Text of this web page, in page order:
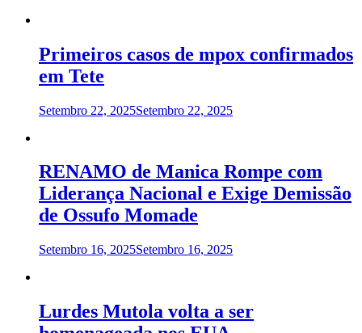
Primeiros casos de mpox confirmados
em Tete
Setembro 22, 2025Setembro 22, 2025
RENAMO de Manica Rompe com
Liderança Nacional e Exige Demissão
de Ossufo Momade
Setembro 16, 2025Setembro 16, 2025
Lurdes Mutola volta a ser